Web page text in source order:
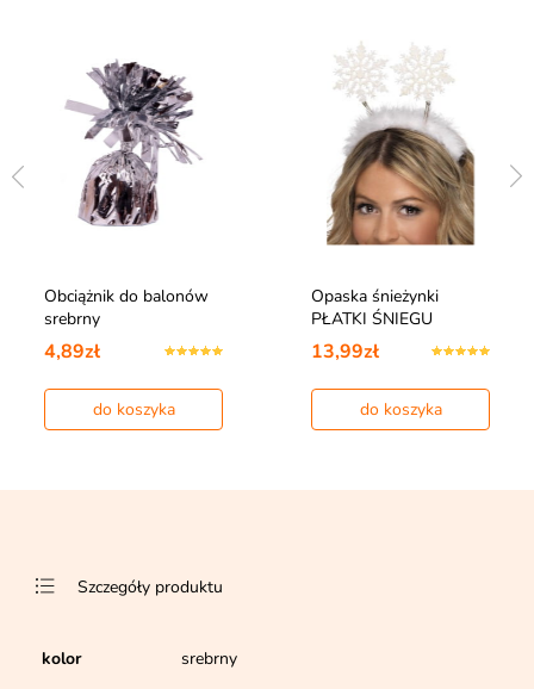
Obciążnik do balonów
srebrny
4,89zł
do koszyka
Opaska śnieżynki
PŁATKI ŚNIEGU
13,99zł
do koszyka
Szczegóły produktu
kolor
srebrny